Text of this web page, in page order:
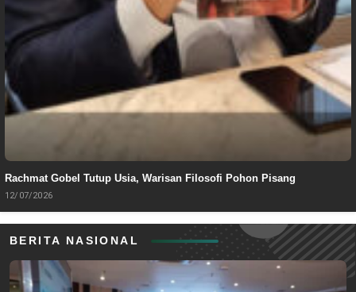
Rachmat Gobel Tutup Usia, Warisan Filosofi Pohon Pisang
12/07/2026
BERITA NASIONAL